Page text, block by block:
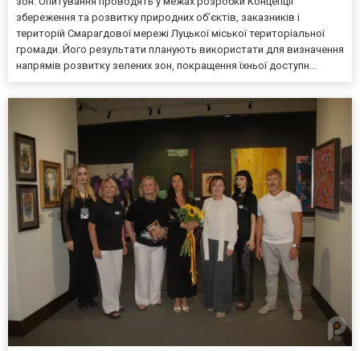
збереження та розвитку природних об’єктів, заказників і
територій Смарагдової мережі Луцької міської територіальної
громади. Його результати планують використати для визначення
напрямів розвитку зелених зон, покращення їхньої доступн...